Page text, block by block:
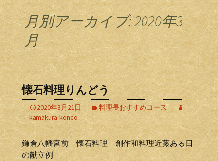
月別アーカイブ: 2020年3
月
懐石料理りんどう
2020年3月21日
料理長おすすめコース
kamakura-kondo
鎌倉八幡宮前 懐石料理 創作和料理近藤ある日
の献立例